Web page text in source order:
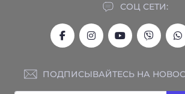
СОЦ СЕТИ:
ПОДПИСЫВАЙТЕСЬ НА